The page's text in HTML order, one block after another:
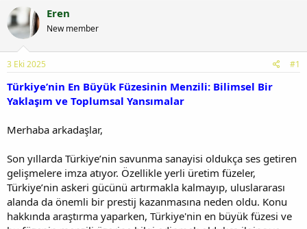
n
u
y
b
a
ş
a
a
ş
a
ç
a
i
i
Eren
New member
3 Eki 2025 #1
Türkiye’nin En Büyük Füzesinin Menzili: Bilimsel Bir
Yaklaşım ve Toplumsal Yansımalar
Merhaba arkadaşlar,
Son yıllarda Türkiye’nin savunma sanayisi oldukça ses getiren
gelişmelere imza atıyor. Özellikle yerli üretim füzeler,
Türkiye’nin askeri gücünü artırmakla kalmayıp, uluslararası
alanda da önemli bir prestij kazanmasına neden oldu. Konu
hakkında araştırma yaparken, Türkiye'nin en büyük füzesi ve